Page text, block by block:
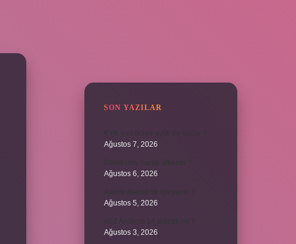
SON YAZILAR
Ağustos 7, 2026
Ağustos 6, 2026
Ağustos 5, 2026
Ağustos 3, 2026